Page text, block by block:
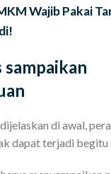
Wajib Pakai
sampaikan
di awal,
dapat terjadi begitu